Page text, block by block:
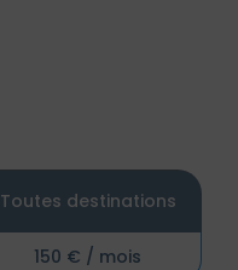
Toutes destinations
150 € / mois